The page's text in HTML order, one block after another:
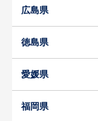
広島県
徳島県
愛媛県
福岡県